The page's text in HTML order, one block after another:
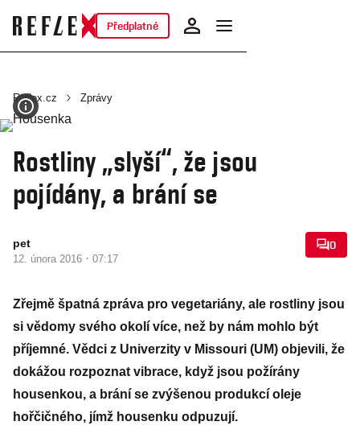
Předplatné
Reflex.cz Zprávy
Rostliny „slyší“, že jsou
pojídány, a brání se
pet
12. února 2016 · 07:17
0
Zřejmě špatná zpráva pro vegetariány, ale rostliny jsou
si vědomy svého okolí více, než by nám mohlo být
příjemné. Vědci z Univerzity v Missouri (UM) objevili, že
dokážou rozpoznat vibrace, když jsou požírány
housenkou, a brání se zvýšenou produkcí oleje
hořčičného, jímž housenku odpuzují.